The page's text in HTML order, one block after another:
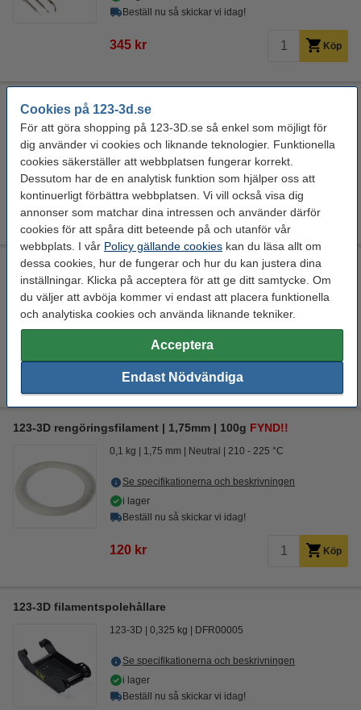
Cookies på 123-3d.se
För att göra shopping på 123-3D.se så enkel som möjligt för
dig använder vi cookies och liknande teknologier. Funktionella
cookies säkerställer att webbplatsen fungerar korrekt.
Dessutom har de en analytisk funktion som hjälper oss att
kontinuerligt förbättra webbplatsen. Vi vill också visa dig
annonser som matchar dina intressen och använder därför
cookies för att spåra ditt beteende på och utanför vår
webbplats. I vår Policy gällande cookies kan du läsa allt om
dessa cookies, hur de fungerar och hur du kan justera dina
inställningar. Klicka på acceptera för att ge ditt samtycke. Om
du väljer att avböja kommer vi endast att placera funktionella
och analytiska cookies och använda liknande tekniker.
Acceptera
Endast Nödvändiga
Beställ nu så skickar vi idag!
345 kr Köp
SUNLU filamentkontakt
Download 1,75 mm Sunlu DAR01819
Se specifikationerna och beskrivningen
EU-lager 5-7dgr
445 kr
Tesa Maskeringstejp | 50mmx50m | 1st
50 mm 50 m DVB00007
Se specifikationerna och beskrivningen
EU-lager 5-7dgr
55 kr
123-3D rengöringsfilament | 1,75mm | 100g FYND!!
0,1 kg 1,75 mm Neutral 210 - 225 °C
Se specifikationerna och beskrivningen
i lager
Beställ nu så skickar vi idag!
120 kr Köp
123-3D filamentspolehållare
123-3D 0,325 kg DFR00005
Se specifikationerna och beskrivningen
i lager
Beställ nu så skickar vi idag!